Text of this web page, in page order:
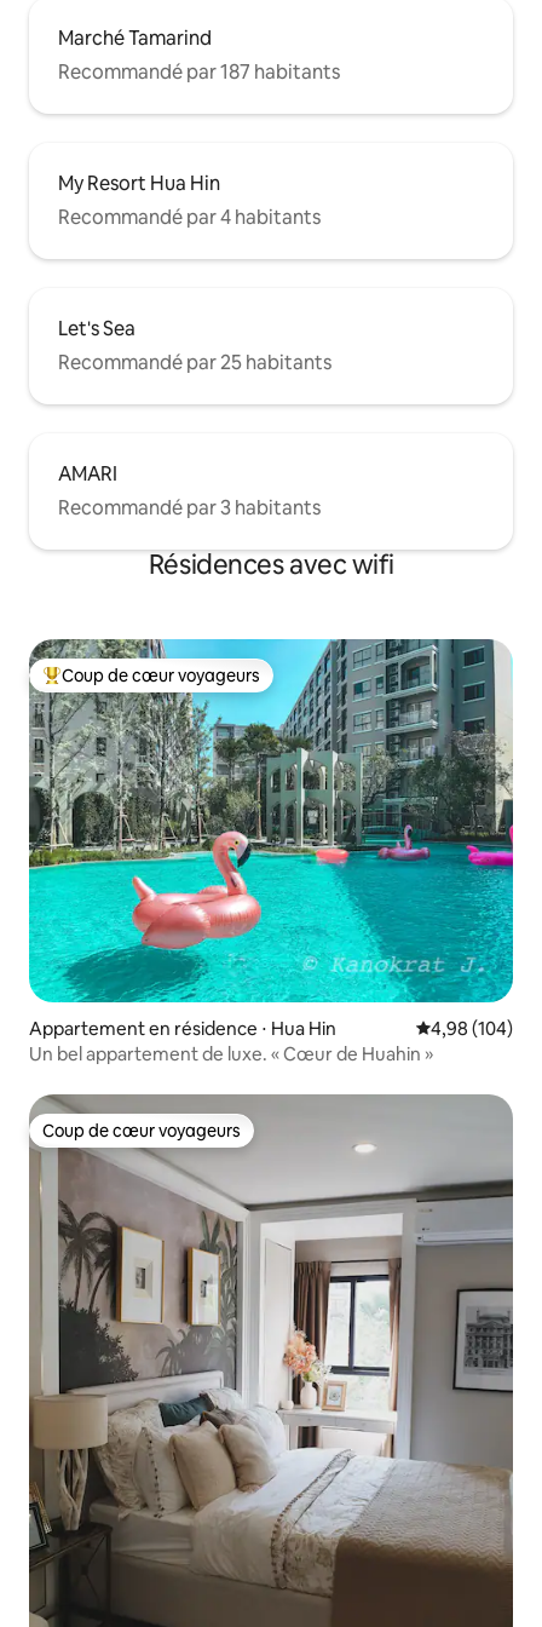
Marché Tamarind
Recommandé par 187 habitants
My Resort Hua Hin
Recommandé par 4 habitants
Let's Sea
Recommandé par 25 habitants
AMARI
Recommandé par 3 habitants
Résidences avec wifi
Coups de cœur voyageurs les plus appréciés
Coup de cœur voyageurs
Appartement en résidence ⋅ Hua Hin Évaluation
4,98 (104)
Un bel appartement de luxe. « Cœur de Huahin »
Coup de cœur voyageurs
Coup de cœur voyageurs